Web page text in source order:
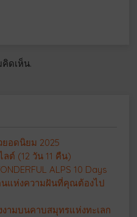
ดเห็น.
อดนิยม 2025
ต์ (12 วัน 11 คืน)
ALPS 10 Days
แห่งความฝันที่คุณต้องไป
งามบนคาบสมุทรแห่งทะเลก